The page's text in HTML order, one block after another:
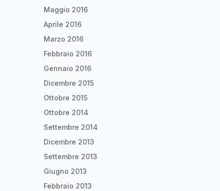
Maggio 2016
Aprile 2016
Marzo 2016
Febbraio 2016
Gennaio 2016
Dicembre 2015
Ottobre 2015
Ottobre 2014
Settembre 2014
Dicembre 2013
Settembre 2013
Giugno 2013
Febbraio 2013